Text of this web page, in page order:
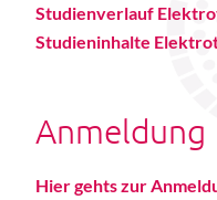
Studienverlauf
Studieninhalte
Anmeldung
Hier gehts zur